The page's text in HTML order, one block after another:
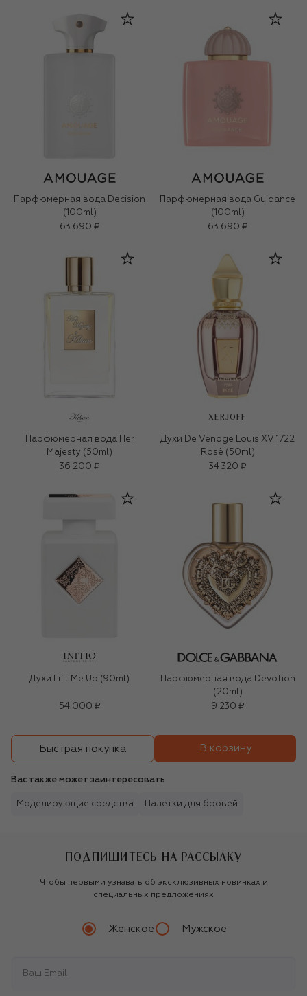
Парфюмерная вода Decision
(100ml)
63 690 ₽
Парфюмерная вода Guidance
(100ml)
63 690 ₽
Парфюмерная вода Her
Majesty (50ml)
36 200 ₽
XERJOFF
Духи De Venoge Louis XV 1722
Rosè (50ml)
34 320 ₽
Духи Lift Me Up (90ml)
54 000 ₽
Парфюмерная вода Devotion
(20ml)
9 230 ₽
Быстрая покупка В корзину
Вас также может заинтересовать
Моделирующие средства Палетки для бровей
ПОДПИШИТЕСЬ НА РАССЫЛКУ
Чтобы первыми узнавать об эксклюзивных новинках и
специальных предложениях
Женское Мужское